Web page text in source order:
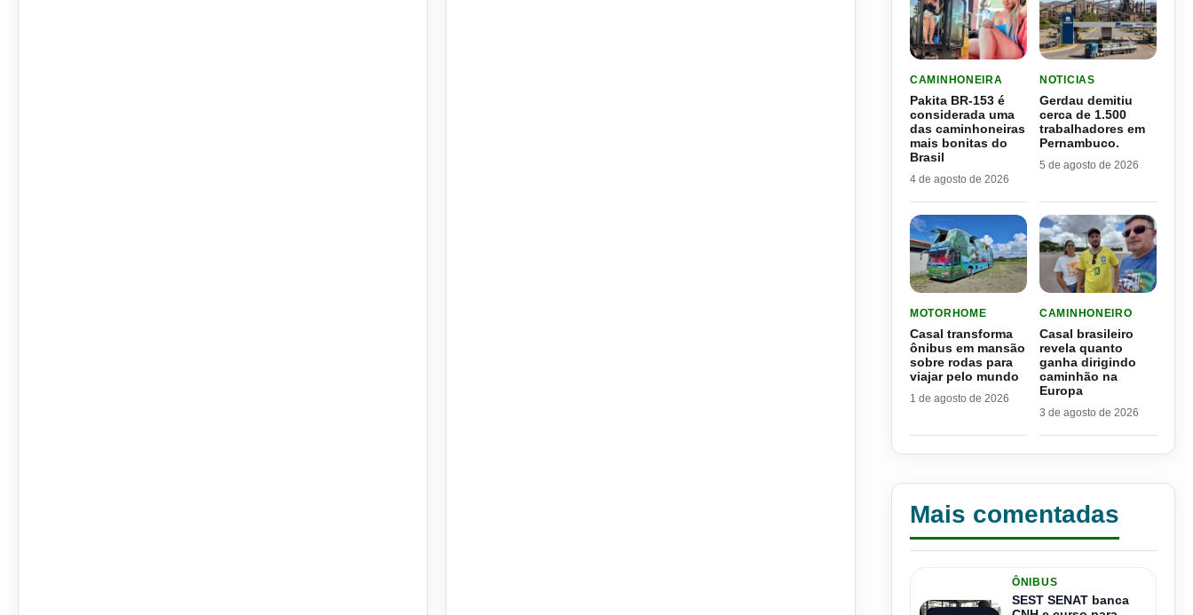
CAMINHONEIRA
Pakita BR-153 é
considerada uma
das caminhoneiras
mais bonitas do
Brasil
4 de agosto de 2026
NOTICIAS
Gerdau demitiu
cerca de 1.500
trabalhadores em
Pernambuco.
5 de agosto de 2026
MOTORHOME
Casal transforma
ônibus em mansão
sobre rodas para
viajar pelo mundo
1 de agosto de 2026
CAMINHONEIRO
Casal brasileiro
revela quanto
ganha dirigindo
caminhão na
Europa
3 de agosto de 2026
Mais comentadas
ÔNIBUS
SEST SENAT banca